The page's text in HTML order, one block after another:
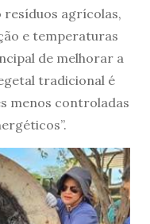
resíduos agrícolas,
e temperaturas
de melhorar a
tradicional é
menos controladas